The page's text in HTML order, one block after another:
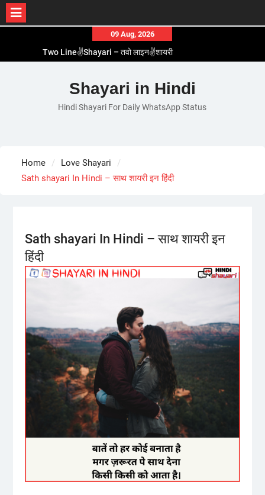
content
09 Aug, 2026
Two Line✌️Shayari – तवो लाइन✌️शायरी
Romantic Love😽Status – रोमांटिक लव😽स्टेटस
Love🥳Poetry In Hindi – लव🥳पोएट्री इन हिंदी
1 Line☝️Shayari In Hindi – १ लाइन☝️शायरी इन हिंदी
Shayari in Hindi
Hindi Shayari For Daily WhatsApp Status
Home
Love Shayari
Sath shayari In Hindi – साथ शायरी इन हिंदी
Sath shayari In Hindi – साथ शायरी इन
हिंदी